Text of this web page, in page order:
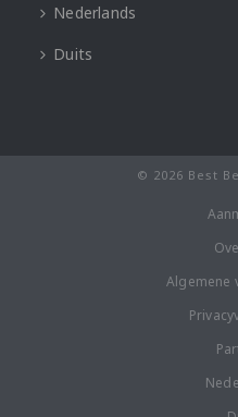
Nederlands
Duits
© 2026 Best
Algemene